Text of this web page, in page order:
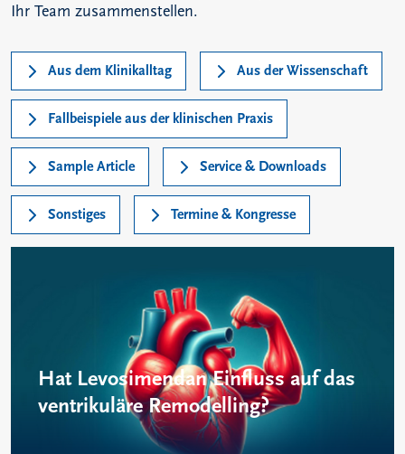
Ihr Team zusammenstellen.
Aus dem Klinikalltag Aus der Wissenschaft
Fallbeispiele aus der klinischen Praxis
Sample Article Service & Downloads
Sonstiges Termine & Kongresse
Hat Levosimendan Einfluss auf das
ventrikuläre Remodelling?
Levosimendan kann eine Umkehrung des